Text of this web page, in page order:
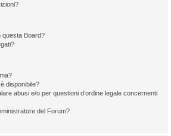
questa Board?
disponibile?
abusi e/o per questioni d’ordine legale concernenti
del Forum?